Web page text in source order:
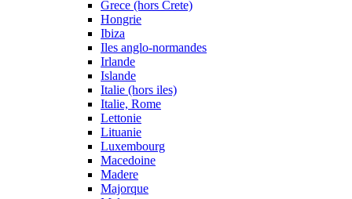
Grece (hors Crete)
Hongrie
Ibiza
Iles anglo-normandes
Irlande
Islande
Italie (hors iles)
Italie, Rome
Lettonie
Lituanie
Luxembourg
Macedoine
Madere
Majorque